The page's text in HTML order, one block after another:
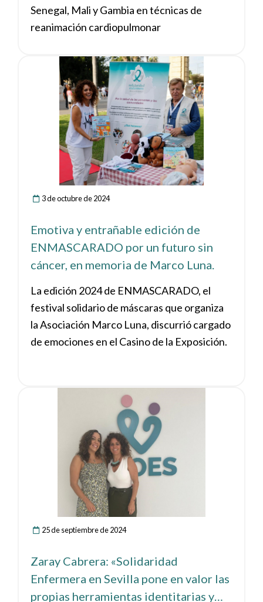
Senegal, Mali y Gambia en técnicas de
reanimación cardiopulmonar
3 de octubre de 2024
Emotiva y entrañable edición de
ENMASCARADO por un futuro sin
cáncer, en memoria de Marco Luna.
La edición 2024 de ENMASCARADO, el
festival solidario de máscaras que organiza
la Asociación Marco Luna, discurrió cargado
de emociones en el Casino de la Exposición.
25 de septiembre de 2024
Zaray Cabrera: «Solidaridad
Enfermera en Sevilla pone en valor las
propias herramientas identitarias y